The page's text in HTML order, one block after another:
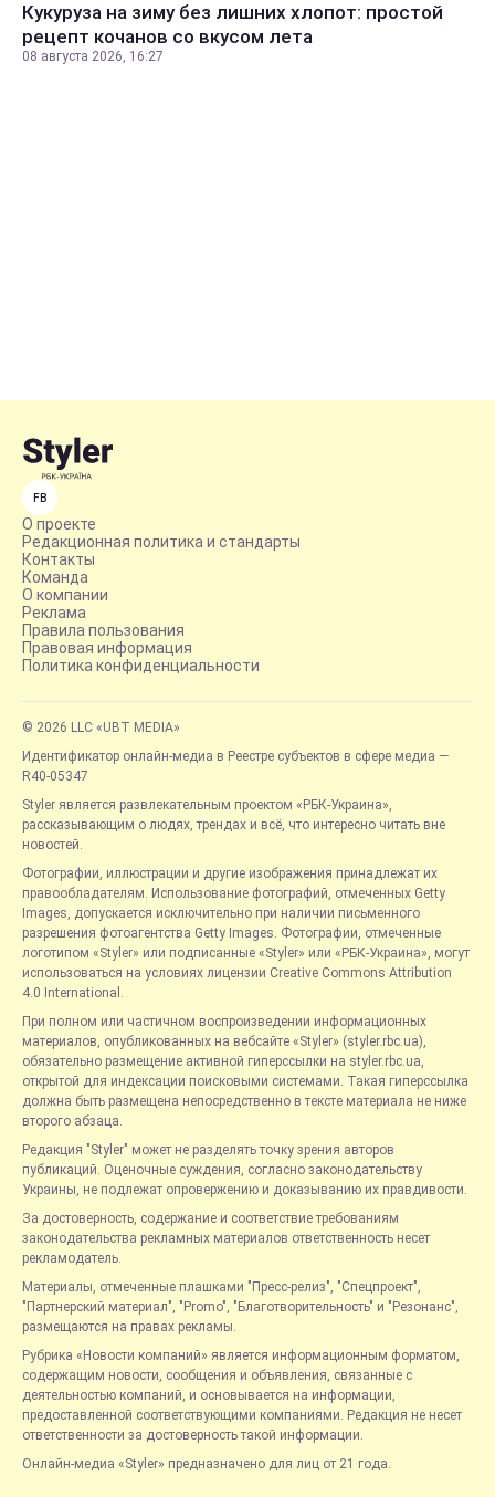
Кукуруза на зиму без лишних хлопот: простой
рецепт кочанов со вкусом лета
08 августа 2026, 16:27
FB
О проекте
Редакционная политика и стандарты
Контакты
Команда
О компании
Реклама
Правила пользования
Правовая информация
Политика конфиденциальности
© 2026 LLC «UBT MEDIA»
Идентификатор онлайн-медиа в Реестре субъектов в сфере медиа —
R40-05347
Styler является развлекательным проектом «РБК-Украина»,
рассказывающим о людях, трендах и всё, что интересно читать вне
новостей.
Фотографии, иллюстрации и другие изображения принадлежат их
правообладателям. Использование фотографий, отмеченных Getty
Images, допускается исключительно при наличии письменного
разрешения фотоагентства Getty Images. Фотографии, отмеченные
логотипом «Styler» или подписанные «Styler» или «РБК-Украина», могут
использоваться на условиях лицензии Creative Commons Attribution
4.0 International.
При полном или частичном воспроизведении информационных
материалов, опубликованных на вебсайте «Styler» (styler.rbc.ua),
обязательно размещение активной гиперссылки на styler.rbc.ua,
открытой для индексации поисковыми системами. Такая гиперссылка
должна быть размещена непосредственно в тексте материала не ниже
второго абзаца.
Редакция "Styler" может не разделять точку зрения авторов
публикаций. Оценочные суждения, согласно законодательству
Украины, не подлежат опровержению и доказыванию их правдивости.
За достоверность, содержание и соответствие требованиям
законодательства рекламных материалов ответственность несет
рекламодатель.
Материалы, отмеченные плашками "Пресс-релиз", "Спецпроект",
"Партнерский материал", "Promo", "Благотворительность" и "Резонанс",
размещаются на правах рекламы.
Рубрика «Новости компаний» является информационным форматом,
содержащим новости, сообщения и объявления, связанные с
деятельностью компаний, и основывается на информации,
предоставленной соответствующими компаниями. Редакция не несет
ответственности за достоверность такой информации.
Онлайн-медиа «Styler» предназначено для лиц от 21 года.